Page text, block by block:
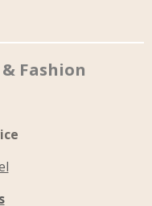
Fashion